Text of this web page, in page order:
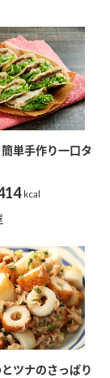
所固有記号一覧
単手作り一口タ
kcal
ツナのさっぱり